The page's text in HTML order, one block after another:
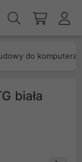
do komputera
biała